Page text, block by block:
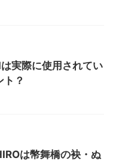
実際に使用されてい
ト？
は幣舞橋の袂・ぬ